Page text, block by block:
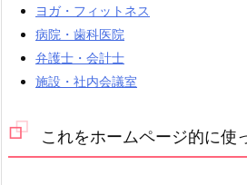
ヨガ・フィットネス
病院・歯科医院
弁護士・会計士
施設・社内会議室
これをホームページ的に使